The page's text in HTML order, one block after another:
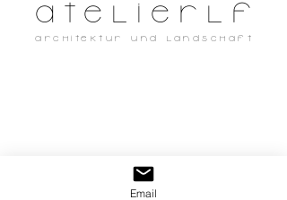
atelierlF
Architektur und landschaft
Email